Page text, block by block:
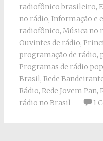
radiofônico brasileiro,
no rádio, Informação e
radiofônico, Música no
Ouvintes de rádio,
programação de rádio,
Programas de rádio
Brasil, Rede
Rádio, Rede Jovem Pan,
rádio no Brasil
1